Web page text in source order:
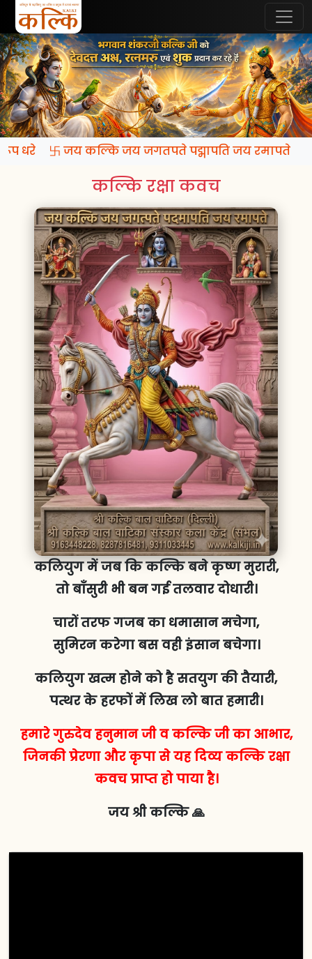
धरे 卐 जय कल्कि जय जगतपते पद्मापति जय रमापते
कल्कि रक्षा कवच
कलियुग में जब कि कल्कि बने कृष्ण मुरारी,
तो बाँसुरी भी बन गई तलवार दोधारी।
चारों तरफ गजब का धमासान मचेगा,
सुमिरन करेगा बस वही इंसान बचेगा।
कलियुग खत्म होने को है सतयुग की तैयारी,
पत्थर के हरफों में लिख लो बात हमारी।
हमारे गुरुदेव हनुमान जी व कल्कि जी का आभार,
जिनकी प्रेरणा और कृपा से यह दिव्य कल्कि रक्षा
कवच प्राप्त हो पाया है।
जय श्री कल्कि 🙏